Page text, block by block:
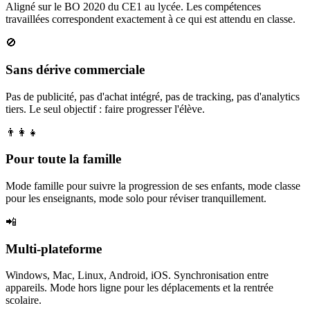
Aligné sur le BO 2020 du CE1 au lycée. Les compétences
travaillées correspondent exactement à ce qui est attendu en classe.
🚫
Sans dérive commerciale
Pas de publicité, pas d'achat intégré, pas de tracking, pas d'analytics
tiers. Le seul objectif : faire progresser l'élève.
👨‍👩‍👧
Pour toute la famille
Mode famille pour suivre la progression de ses enfants, mode classe
pour les enseignants, mode solo pour réviser tranquillement.
📲
Multi-plateforme
Windows, Mac, Linux, Android, iOS. Synchronisation entre
appareils. Mode hors ligne pour les déplacements et la rentrée
scolaire.